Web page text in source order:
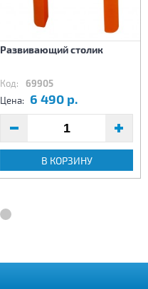
Развивающий столик
Код: 69905
Цена: 6 490 р.
В КОРЗИНУ